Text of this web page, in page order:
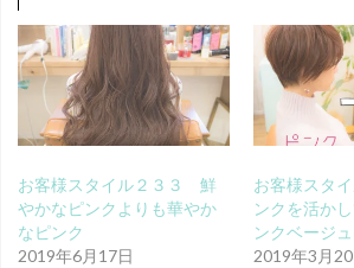
お客様スタイル２３３ 鮮
やかなピンクよりも華やか
なピンク
2019年6月17日
お客様スタ
ンクを活か
ンクベージ
2019年3月20